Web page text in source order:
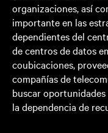
organizaciones, así
importante en las
dependientes del
de centros de datos
coubicaciones,
compañías de
buscar
la dependencia de